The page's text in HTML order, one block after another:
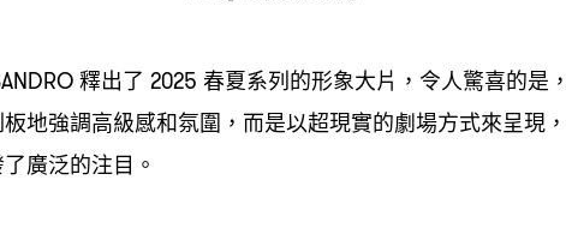
釋出了 2025 春夏系列的形象大片 ， 令人驚喜的是 ，
地強調高級感和氛圍 ， 而是以超現實的劇場方式來呈現 ，
廣泛的注目。